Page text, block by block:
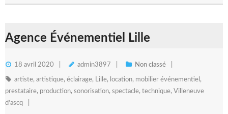
Agence Événementiel Lille
18 avril 2020 admin3897 Non classé
artiste, artistique, éclairage, Lille, location, mobilier événementiel ,
prestataire, production, sonorisation, spectacle, technique, Villeneuve
d'ascq